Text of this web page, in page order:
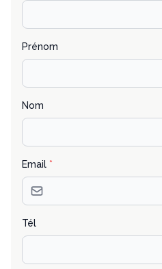
Prénom
Nom
Email *
Tél